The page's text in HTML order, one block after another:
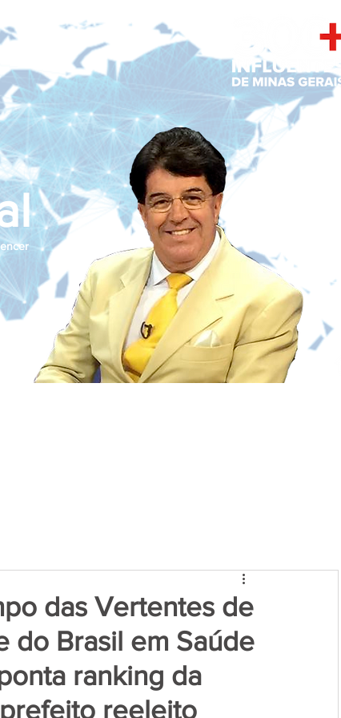
das Vertentes de
do Brasil em Saúde
ranking da
reeleito